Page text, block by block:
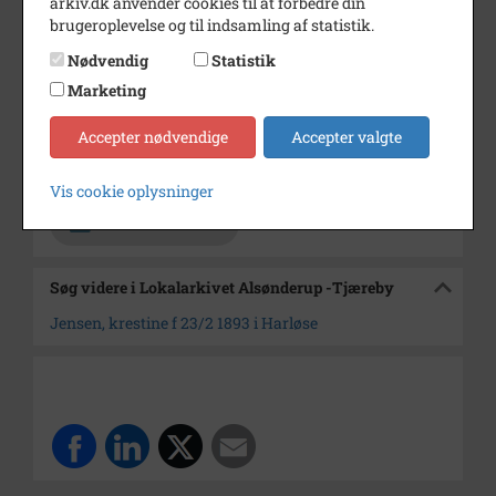
Årstal
1913
Dateringsnote
1913
Fotograf
Atelier Fix
Arkiv
Lokalarkivet Alsønderup -
Søg videre i Lokalarkivet Alsønderup -Tjæreby
Jensen, krestine f 23/2 1893 i Harløse
brugeroplevelse og til indsamling af statistik.
Nødvendig
Statistik
Marketing
Accepter nødvendige Accepter valgte
Vis cookie oplysninger